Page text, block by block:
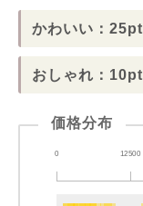
かわいい：25pt
おしゃれ：10pt
価格分布
0 12500